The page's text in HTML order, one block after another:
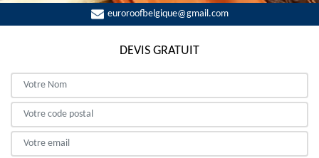
euroroofbelgique@gmail.com
DEVIS GRATUIT